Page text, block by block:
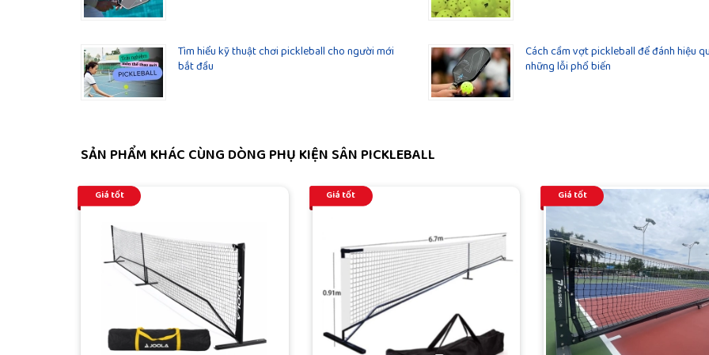
Tìm hiểu kỹ thuật chơi pickleball cho người mới
bắt đầu
Cách cầm vợt pickleball để đánh hiệu
những lỗi phổ biến
SẢN PHẨM KHÁC CÙNG DÒNG PHỤ KIỆN SÂN PICKLEBALL
Giá tốt Giá tốt Giá tốt